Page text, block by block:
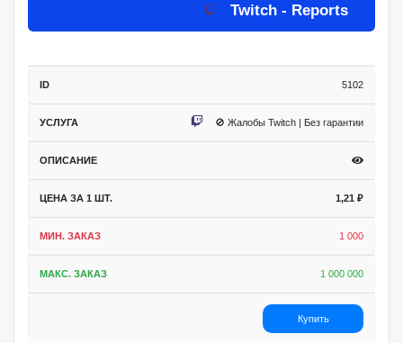
Twitch - Reports
5102
🚫 Жалобы Twitch | Без гарантии
1,21 ₽
1 000
1 000 000
Купить